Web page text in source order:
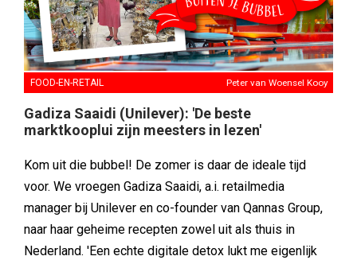
FOOD-EN-RETAIL Peter van Woensel Kooy
Gadiza Saaidi (Unilever): 'De beste
marktkooplui zijn meesters in lezen'
Kom uit die bubbel! De zomer is daar de ideale tijd
voor. We vroegen Gadiza Saaidi, a.i. retailmedia
manager bij Unilever en co-founder van Qannas Group,
naar haar geheime recepten zowel uit als thuis in
Nederland. 'Een echte digitale detox lukt me eigenlijk